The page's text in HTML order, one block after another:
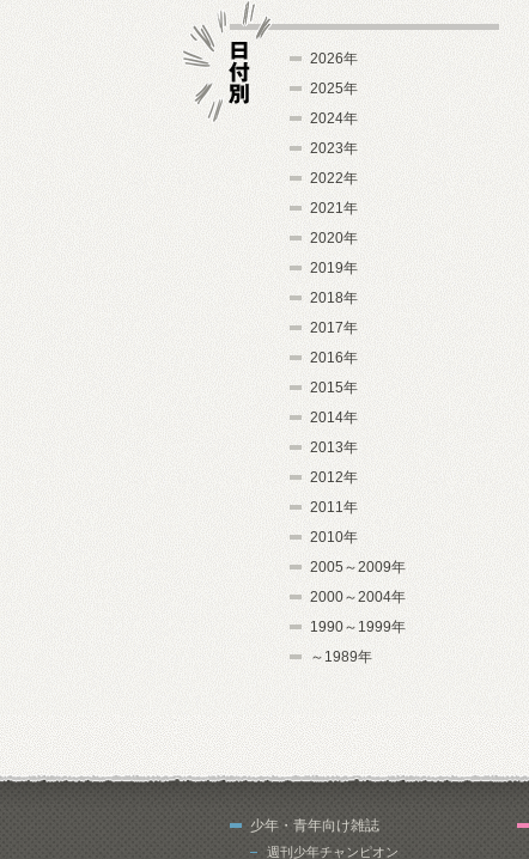
2026年
2025年
2024年
2023年
2022年
2021年
2020年
2019年
2018年
2017年
2016年
2015年
2014年
2013年
2012年
2011年
2010年
2005～2009年
2000～2004年
1990～1999年
～1989年
少年・青年向け雑誌
週刊少年チャンピオン